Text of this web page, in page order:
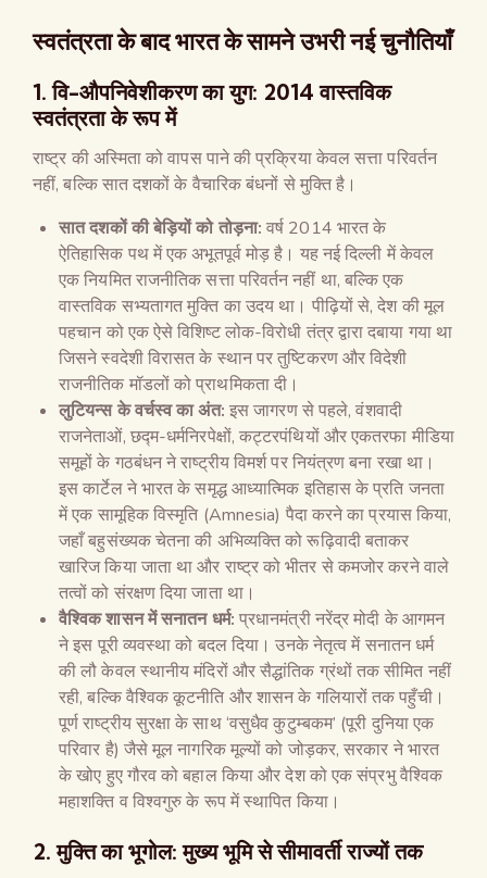
स्वतंत्रता के बाद भारत के सामने उभरी नई चुनौतियाँ
1. वि-औपनिवेशीकरण का युग: 2014 वास्तविक
स्वतंत्रता के रूप में
राष्ट्र की अस्मिता को वापस पाने की प्रक्रिया केवल सत्ता परिवर्तन
नहीं, बल्कि सात दशकों के वैचारिक बंधनों से मुक्ति है।
सात दशकों की बेड़ियों को तोड़ना: वर्ष 2014 भारत के
ऐतिहासिक पथ में एक अभूतपूर्व मोड़ है। यह नई दिल्ली में केवल
एक नियमित राजनीतिक सत्ता परिवर्तन नहीं था, बल्कि एक
वास्तविक सभ्यतागत मुक्ति का उदय था। पीढ़ियों से, देश की मूल
पहचान को एक ऐसे विशिष्ट लोक-विरोधी तंत्र द्वारा दबाया गया था
जिसने स्वदेशी विरासत के स्थान पर तुष्टिकरण और विदेशी
राजनीतिक मॉडलों को प्राथमिकता दी।
लुटियन्स के वर्चस्व का अंत: इस जागरण से पहले, वंशवादी
राजनेताओं, छद्म-धर्मनिरपेक्षों, कट्टरपंथियों और एकतरफा मीडिया
समूहों के गठबंधन ने राष्ट्रीय विमर्श पर नियंत्रण बना रखा था।
इस कार्टेल ने भारत के समृद्ध आध्यात्मिक इतिहास के प्रति जनता
में एक सामूहिक विस्मृति (Amnesia) पैदा करने का प्रयास किया,
जहाँ बहुसंख्यक चेतना की अभिव्यक्ति को रूढ़िवादी बताकर
खारिज किया जाता था और राष्ट्र को भीतर से कमजोर करने वाले
तत्वों को संरक्षण दिया जाता था।
वैश्विक शासन में सनातन धर्म: प्रधानमंत्री नरेंद्र मोदी के आगमन
ने इस पूरी व्यवस्था को बदल दिया। उनके नेतृत्व में सनातन धर्म
की लौ केवल स्थानीय मंदिरों और सैद्धांतिक ग्रंथों तक सीमित नहीं
रही, बल्कि वैश्विक कूटनीति और शासन के गलियारों तक पहुँची।
पूर्ण राष्ट्रीय सुरक्षा के साथ ‘वसुधैव कुटुम्बकम’ (पूरी दुनिया एक
परिवार है) जैसे मूल नागरिक मूल्यों को जोड़कर, सरकार ने भारत
के खोए हुए गौरव को बहाल किया और देश को एक संप्रभु वैश्विक
महाशक्ति व विश्वगुरु के रूप में स्थापित किया।
2. मुक्ति का भूगोल: मुख्य भूमि से सीमावर्ती राज्यों तक